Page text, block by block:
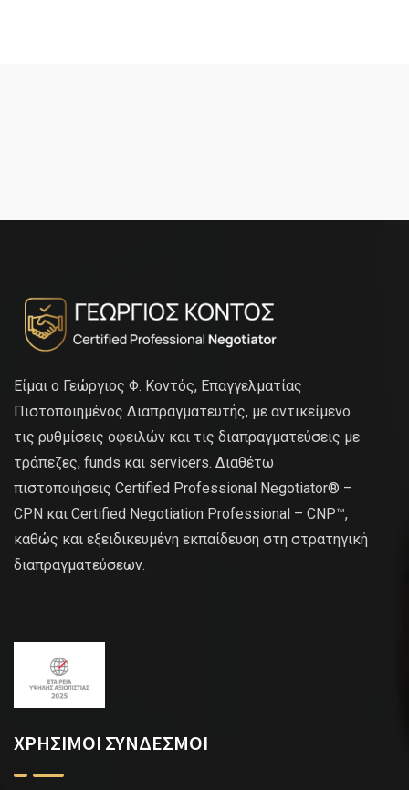
Είμαι ο Γεώργιος Φ. Κοντός, Επαγγελματίας
Πιστοποιημένος Διαπραγματευτής, με αντικείμενο
τις ρυθμίσεις οφειλών και τις διαπραγματεύσεις με
τράπεζες, funds και servicers. Διαθέτω
πιστοποιήσεις Certified Professional Negotiator® –
CPN και Certified Negotiation Professional – CNP™,
καθώς και εξειδικευμένη εκπαίδευση στη στρατηγική
διαπραγματεύσεων.
ΧΡΗΣΙΜΟΙ ΣΥΝΔΕΣΜΟΙ